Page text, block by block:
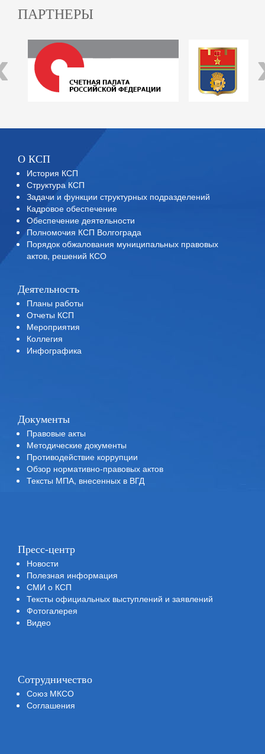
ПАРТНЕРЫ
О КСП
История КСП
Структура КСП
Задачи и функции структурных подразделений
Кадровое обеспечение
Обеспечение деятельности
Полномочия КСП Волгограда
Порядок обжалования муниципальных правовых
актов, решений КСО
Деятельность
Планы работы
Отчеты КСП
Мероприятия
Коллегия
Инфографика
Документы
Правовые акты
Методические документы
Противодействие коррупции
Обзор нормативно-правовых актов
Тексты МПА, внесенных в ВГД
Пресс-центр
Новости
Полезная информация
СМИ о КСП
Тексты официальных выступлений и заявлений
Фотогалерея
Видео
Сотрудничество
Союз МКСО
Соглашения